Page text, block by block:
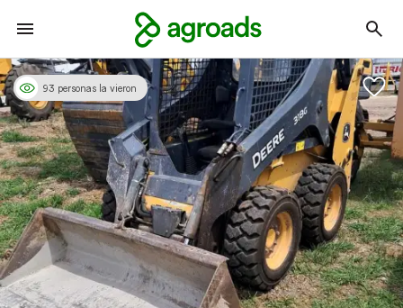
93 personas la vieron